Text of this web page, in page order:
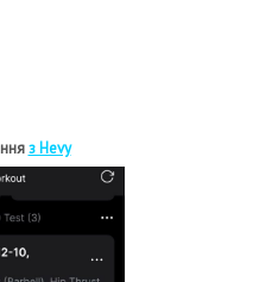
з Hevy